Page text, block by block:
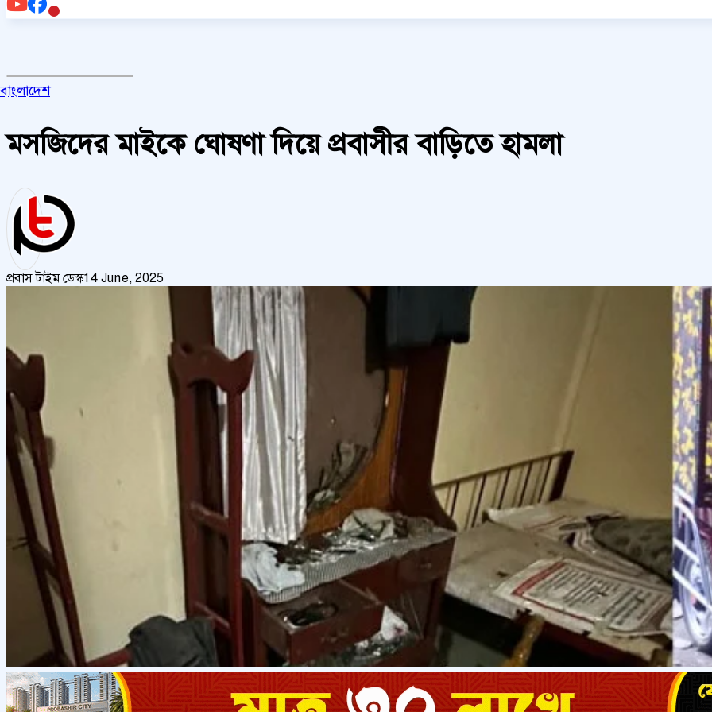
বাংলাদেশ
মসজিদের মাইকে ঘোষণা দিয়ে প্রবাসীর বাড়িতে হামলা
প্রবাস টাইম ডেস্ক14 June, 2025